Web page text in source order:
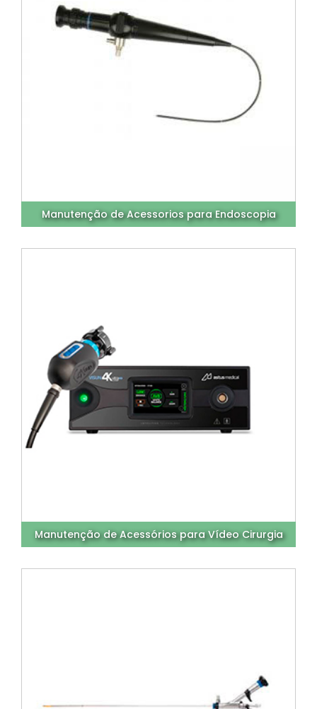
Manutenção de Acessorios para Endoscopia
Manutenção de Acessórios para Vídeo Cirurgia